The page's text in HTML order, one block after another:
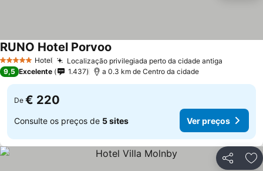
5 Estrelas Hotel Localização privilegiada perto da cidade antiga
RUNO Hotel Porvoo
9,5 Excelente 1.437 a 0.3 km de Centro da cidade
De € 220
Consulte os preços de 5 sites Ver preços
Partilhar